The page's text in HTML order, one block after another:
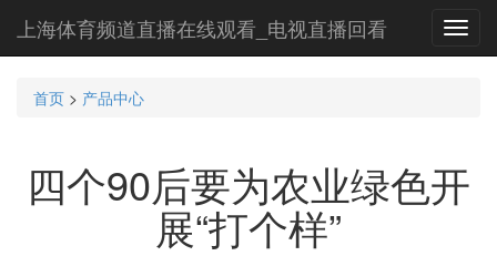
上海体育频道直播在线观看_电视直播回看
首页 > 产品中心
四个90后要为农业绿色开
展“打个样”